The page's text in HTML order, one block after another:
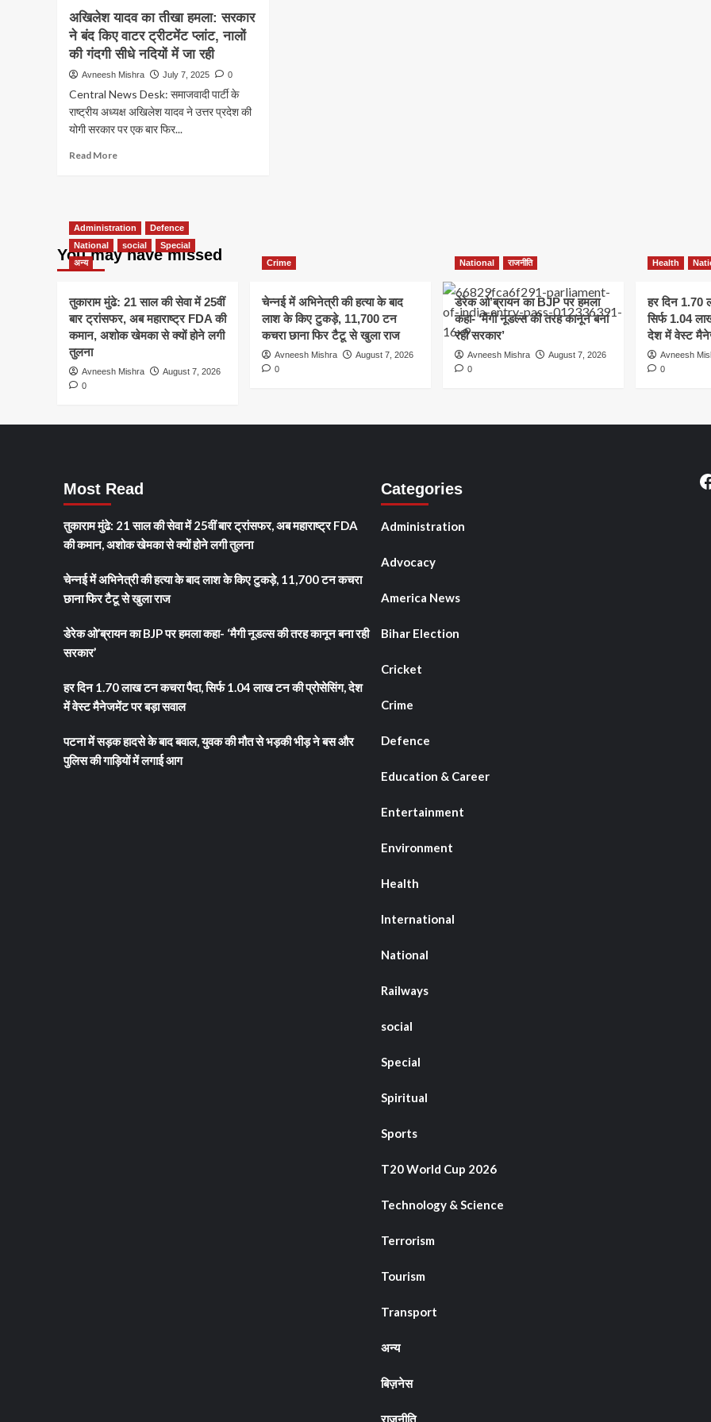
अखिलेश यादव का तीखा हमला: सरकार
ने बंद किए वाटर ट्रीटमेंट प्लांट, नालों
की गंदगी सीधे नदियों में जा रही
Avneesh Mishra July 7, 2025 0
Central News Desk: समाजवादी पार्टी के
राष्ट्रीय अध्यक्ष अखिलेश यादव ने उत्तर प्रदेश की
योगी सरकार पर एक बार फिर...
Read MoreRead
का
तीखा
हमला:
बंद
किए
वाटर
सीधे
रही
You may have missed
Administration
Defence
National
social
Special
अन्य
तुकाराम मुंढे: 21 साल की सेवा में 25वीं
बार ट्रांसफर, अब महाराष्ट्र FDA की
कमान, अशोक खेमका से क्यों होने लगी
तुलना
Avneesh Mishra
August 7, 2026
0
Crime
चेन्नई में अभिनेत्री की हत्या के बाद
लाश के किए टुकड़े, 11,700 टन
कचरा छाना फिर टैटू से खुला राज
Avneesh Mishra
August 7, 2026
0
National राजनीति
डेरेक ओ’ब्रायन का BJP पर हमला
कहा- ‘मैगी नूडल्स की तरह कानून बना
रही सरकार’
Avneesh Mishra
August 7, 2026
0
Health
हर दिन 1.70
सिर्फ 1.04
देश में वेस्ट
Avneesh
0
Most Read
तुकाराम मुंढे: 21 साल की सेवा में 25वीं बार ट्रांसफर, अब महाराष्ट्र FDA
की कमान, अशोक खेमका से क्यों होने लगी तुलना
चेन्नई में अभिनेत्री की हत्या के बाद लाश के किए टुकड़े, 11,700 टन कचरा
छाना फिर टैटू से खुला राज
डेरेक ओ’ब्रायन का BJP पर हमला कहा- ‘मैगी नूडल्स की तरह कानून बना रही
सरकार’
हर दिन 1.70 लाख टन कचरा पैदा, सिर्फ 1.04 लाख टन की प्रोसेसिंग, देश
में वेस्ट मैनेजमेंट पर बड़ा सवाल
पटना में सड़क हादसे के बाद बवाल, युवक की मौत से भड़की भीड़ ने बस और
पुलिस की गाड़ियों में लगाई आग
Categories
Administration
Advocacy
America News
Bihar Election
Cricket
Crime
Defence
Education & Career
Entertainment
Environment
Health
International
National
Railways
social
Special
Spiritual
Sports
T20 World Cup 2026
Technology & Science
Terrorism
Tourism
Transport
अन्य
बिज़नेस
राजनीति